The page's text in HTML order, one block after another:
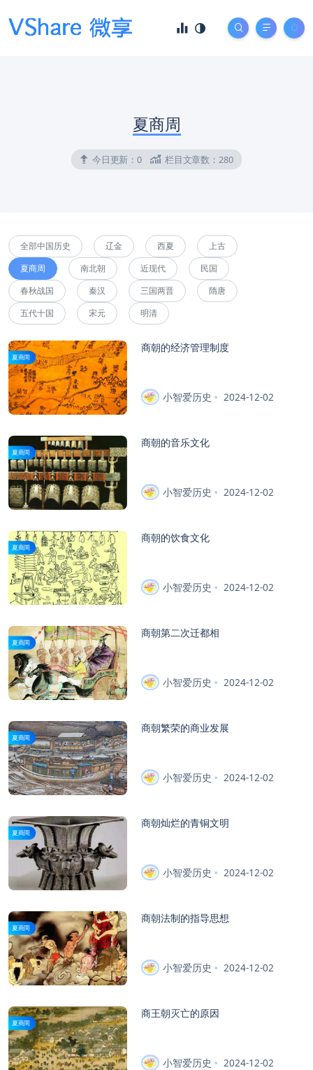
夏商周
今日更新： 0 栏目文章数： 280
全部中国历史 辽金 西夏
上古
夏商周
南北朝 近现代
民国
春秋战国
秦汉 三国两晋
隋唐
五代十国
宋元 明清
夏商周
商朝的经济管理制度
小智爱历史 2024-12-02
夏商周
商朝的音乐文化
小智爱历史 2024-12-02
夏商周
商朝的饮食文化
小智爱历史 2024-12-02
夏商周
商朝第二次迁都相
小智爱历史 2024-12-02
夏商周
商朝繁荣的商业发展
小智爱历史 2024-12-02
夏商周
商朝灿烂的青铜文明
小智爱历史 2024-12-02
夏商周
商朝法制的指导思想
小智爱历史 2024-12-02
夏商周
商王朝灭亡的原因
小智爱历史 2024-12-02